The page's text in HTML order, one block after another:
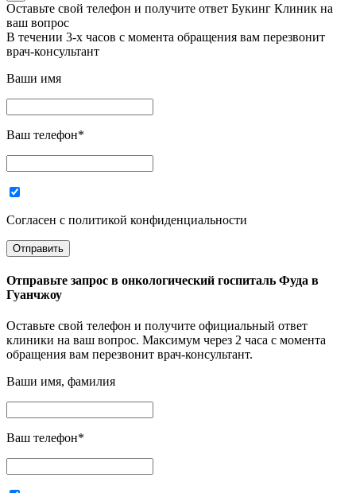
Оставьте свой телефон и получите ответ Букинг Клиник на
ваш вопрос
В течении 3-х часов с момента обращения вам перезвонит
врач-консультант
Ваши имя
Ваш телефон*
Согласен с политикой конфиденциальности
Отправьте запрос в онкологический госпиталь Фуда в
Гуанчжоу
Оставьте свой телефон и получите официальный ответ
клиники на ваш вопрос. Максимум через 2 часа с момента
обращения вам перезвонит врач-консультант.
Ваши имя, фамилия
Ваш телефон*